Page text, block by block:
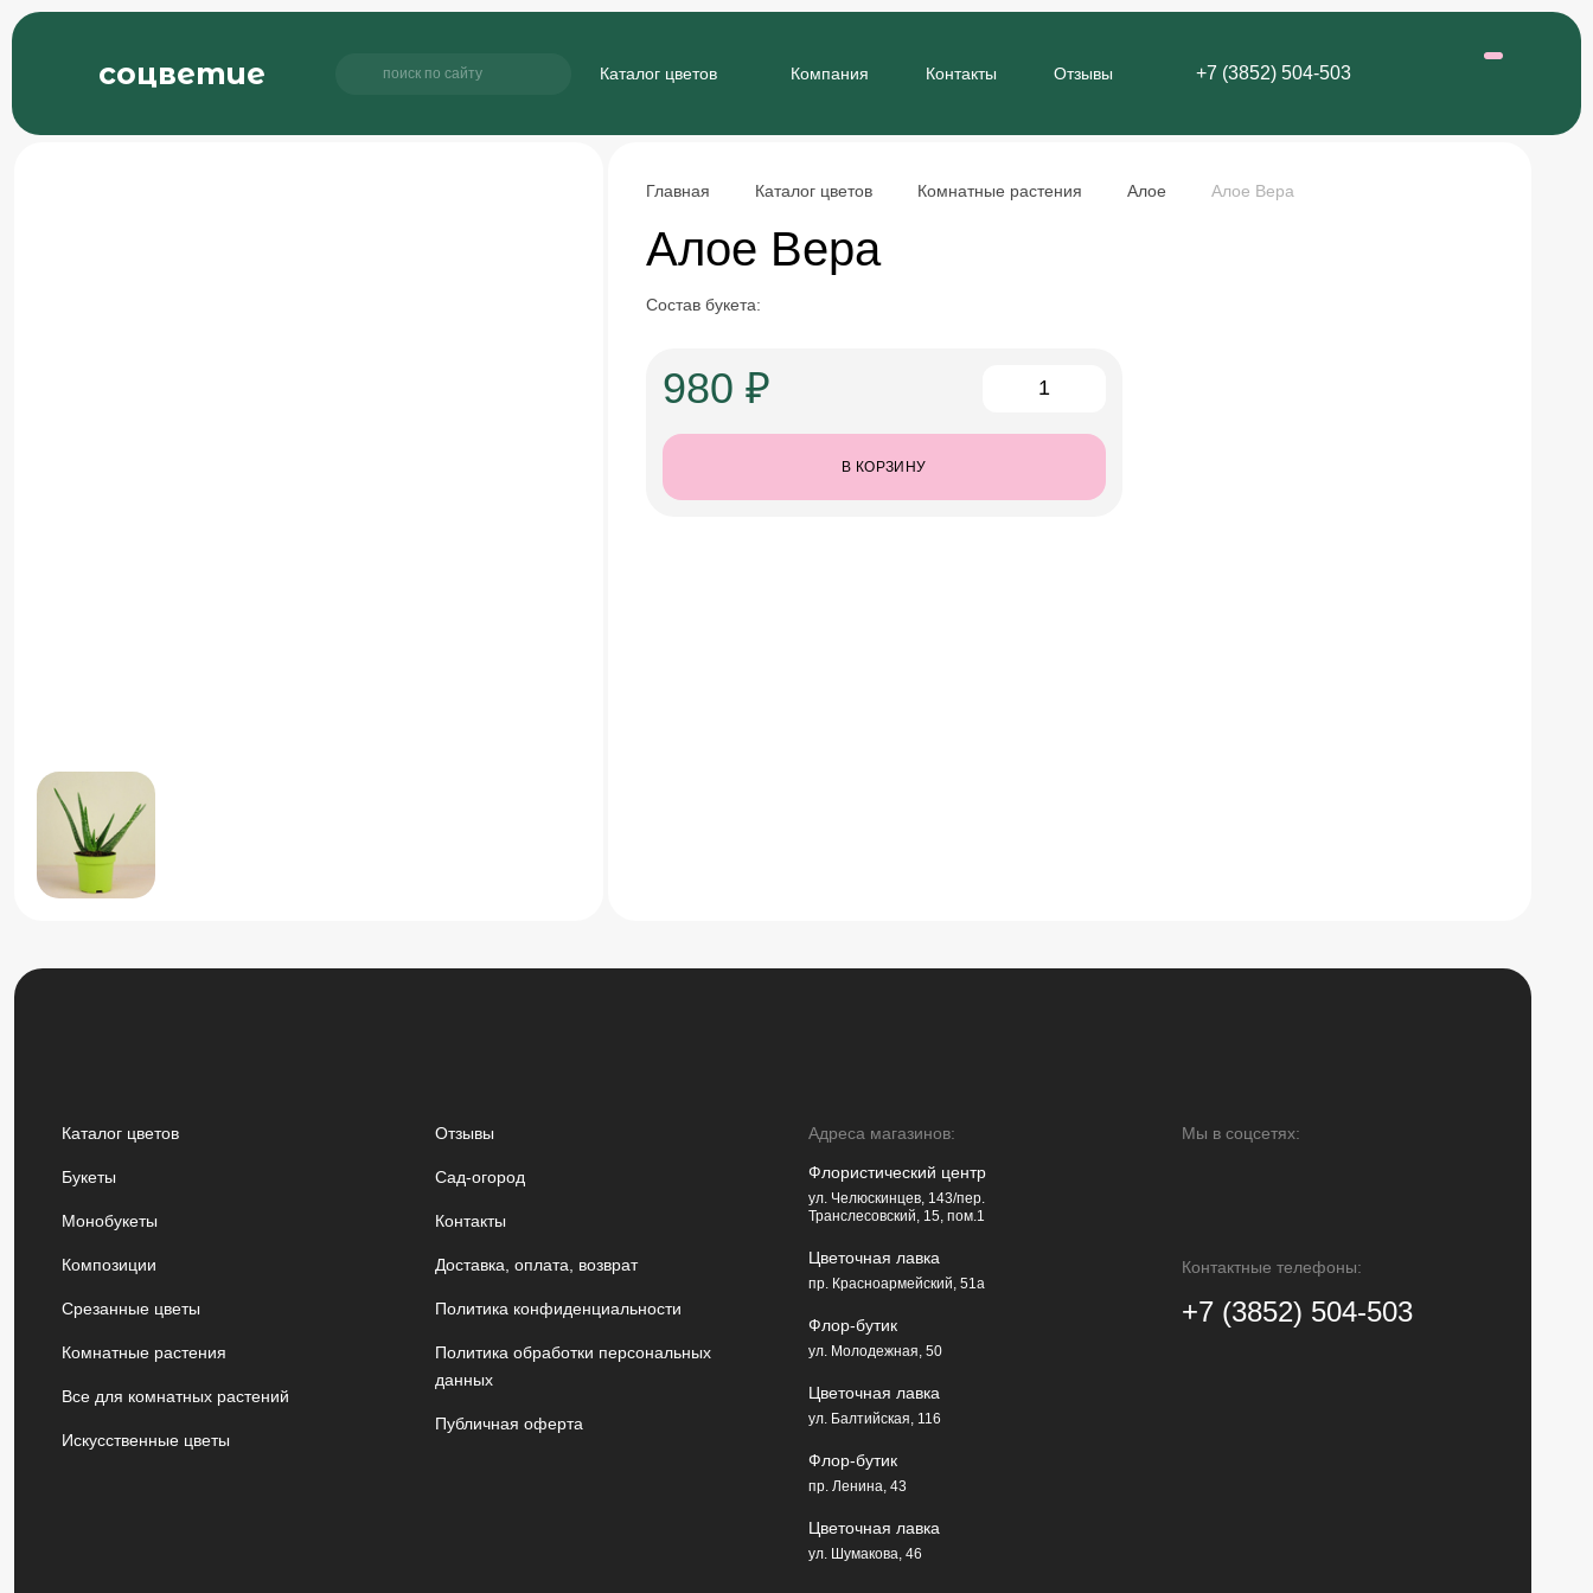
соцветие Каталог цветов Компания Контакты Отзывы +7 (3852) 504-503
Главная Каталог цветов Комнатные растения Алое Алое Вера
Алое Вера
Состав букета:
980 ₽
В КОРЗИНУ
Каталог цветов
Букеты
Монобукеты
Композиции
Срезанные цветы
Комнатные растения
Все для комнатных растений
Искусственные цветы
Отзывы
Сад-огород
Контакты
Доставка, оплата, возврат
Политика конфиденциальности
Политика обработки персональных
данных
Публичная оферта
Адреса магазинов:
Флористический центр
ул. Челюскинцев, 143/пер.
Транслесовский, 15, пом.1
Цветочная лавка
пр. Красноармейский, 51а
Флор-бутик
ул. Молодежная, 50
Цветочная лавка
ул. Балтийская, 116
Флор-бутик
пр. Ленина, 43
Цветочная лавка
ул. Шумакова, 46
Мы в соцсетях:
Контактные телефоны:
+7 (3852) 504-503